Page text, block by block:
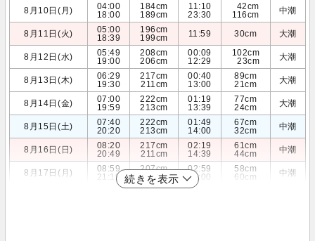
8月10日(月)
04:00
18:00
184cm
189cm
11:10
23:30
42cm
116cm
中潮
8月11日(火)
05:00
18:39
196cm
199cm
11:59 30cm 大潮
8月12日(水)
05:49
19:00
208cm
206cm
00:09
12:29
102cm
23cm
大潮
8月13日(木)
06:29
19:30
217cm
211cm
00:40
13:00
89cm
21cm
大潮
8月14日(金)
07:00
19:59
222cm
213cm
01:19
13:39
77cm
24cm
大潮
8月15日(土)
07:40
20:20
222cm
213cm
01:49
14:00
67cm
32cm
中潮
8月16日(日)
08:20
20:49
217cm
211cm
02:19
14:39
61cm
44cm
中潮
8月17日(月)
08:59
21:19
207cm
207cm
02:59
15:00
58cm
60cm
中潮
続きを表示